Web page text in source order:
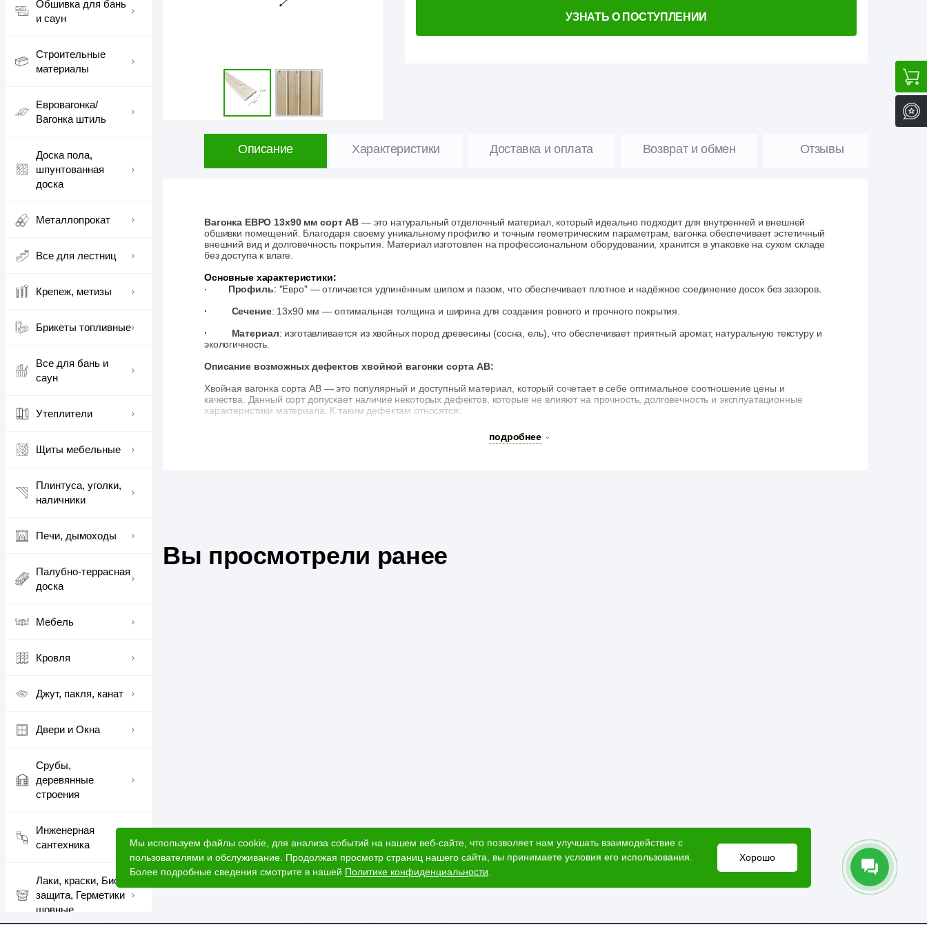
Обшивка для бань
и саун
Строительные
материалы
Евровагонка/
Вагонка штиль
Доска пола,
шпунтованная
доска
Металлопрокат
Все для лестниц
Крепеж, метизы
Брикеты топливные
Все для бань и
саун
Утеплители
Щиты мебельные
Плинтуса, уголки,
наличники
Печи, дымоходы
Палубно-террасная
доска
Мебель
Кровля
Джут, пакля, канат
Двери и Окна
Срубы,
деревянные
строения
Инженерная
сантехника
Лаки, краски, Био
защита, Герметики
шовные
УЗНАТЬ О ПОСТУПЛЕНИИ
Описание Характеристики Доставка и оплата Возврат и обмен Отзывы
Вагонка ЕВРО 13х90 мм сорт АВ— это натуральный отделочный материал, который идеально подходит для внутренней и внешней
обшивки помещений. Благодаря своему уникальному профилю и точным геометрическим параметрам, вагонка обеспечивает эстетичный
внешний вид и долговечность покрытия. Материал изготовлен на профессиональном оборудовании, хранится в упаковке на сухом складе
без доступа к влаге.
Основные характеристики:
· Профиль: "Евро" — отличается удлинённым шипом и пазом, что обеспечивает плотное и надёжное соединение досок без зазоров.
· Сечение: 13х90 мм — оптимальная толщина и ширина для создания ровного и прочного покрытия.
· Материал: изготавливается из хвойных пород древесины (сосна, ель), что обеспечивает приятный аромат, натуральную текстуру и
экологичность.
Описание возможных дефектов хвойной вагонки сорта АВ:
Хвойная вагонка сорта АВ — это популярный и доступный материал, который сочетает в себе оптимальное соотношение цены и
качества. Данный сорт допускает наличие некоторых дефектов, которые не влияют на прочность, долговечность и эксплуатационные
характеристики материала. К таким дефектам относятся:
Возможно наличие мелких трещин, которые не нарушают целостность доски и не снижают её функциональность.
Все перечисленные дефекты являются допустимыми для сорта АВ и не считаются критичными. Они не влияют на долговечность,
прочность и общее качество вагонки, делая её привлекательным выбором для отделочных работ. Сорт АВ — это оптимальный вариант
подробнее
Вы просмотрели ранее
Мы используем файлы cookie, для анализа событий на нашем веб-сайте, что позволяет нам улучшать взаимодействие с
пользователями и обслуживание. Продолжая просмотр страниц нашего сайта, вы принимаете условия его использования.
Более подробные сведения смотрите в нашей Политике конфиденциальности.
Хорошо